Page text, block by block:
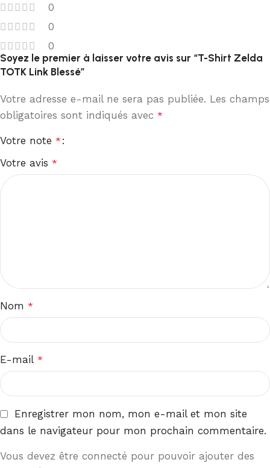
0
0
0
Soyez le premier à laisser votre avis sur “T-Shirt Zelda
TOTK Link Blessé”
Votre adresse e-mail ne sera pas publiée. Les champs
obligatoires sont indiqués avec *
Votre note *
Votre avis *
Nom *
E-mail *
Enregistrer mon nom, mon e-mail et mon site
dans le navigateur pour mon prochain commentaire.
Vous devez être connecté pour pouvoir ajouter des